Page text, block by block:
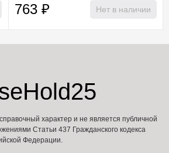
763₽ Нет в наличии
характер и не является публичной
Статьи 437 Гражданского кодекса
Федерации.